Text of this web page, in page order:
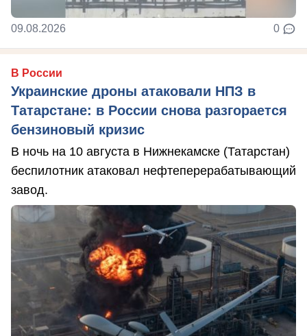
09.08.2026 0
В России
Украинские дроны атаковали НПЗ в
Татарстане: в России снова разгорается
бензиновый кризис
В ночь на 10 августа в Нижнекамске (Татарстан)
беспилотник атаковал нефтеперерабатывающий
завод.